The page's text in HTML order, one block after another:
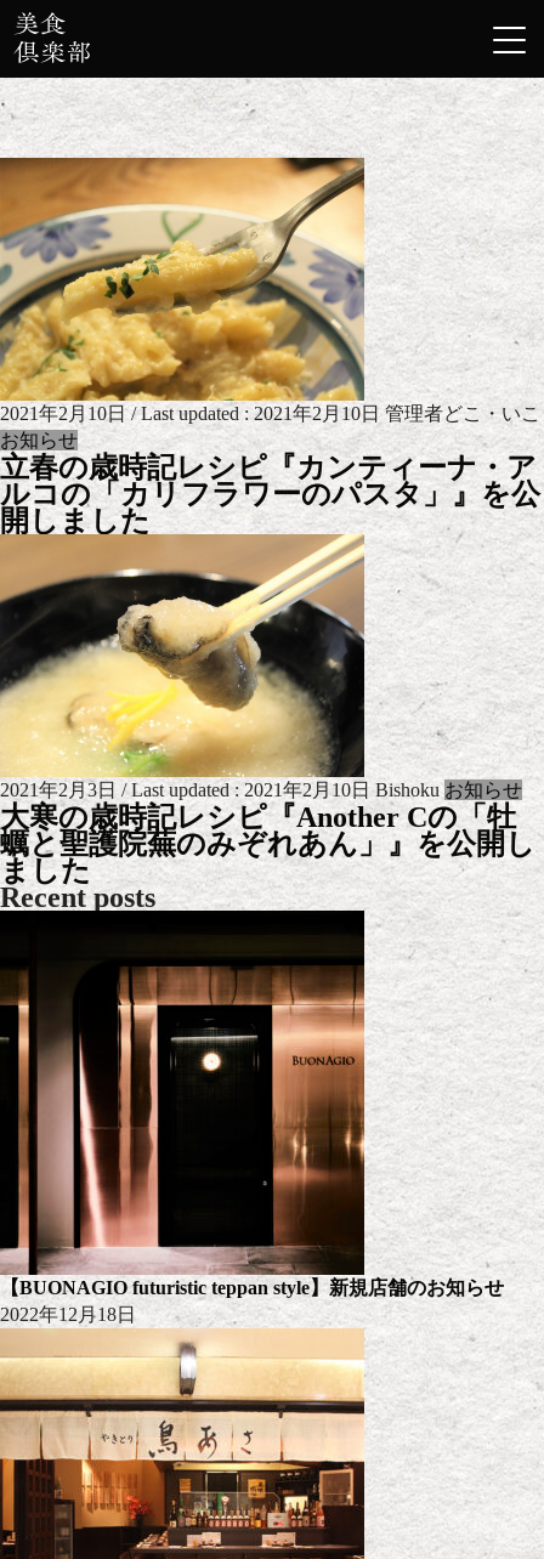
2月 2021
HOME
2月 2021
2021年2月10日 / Last updated : 2021年2月10日 管理者どこ・いこ
お知らせ
立春の歳時記レシピ『カンティーナ・ア
ルコの「カリフラワーのパスタ」』を公
開しました
2021年2月3日 / Last updated : 2021年2月10日 Bishoku お知らせ
大寒の歳時記レシピ『Another Cの「牡
蠣と聖護院蕪のみぞれあん」』を公開し
ました
Recent posts
【BUONAGIO futuristic teppan style】新規店舗のお知らせ
2022年12月18日